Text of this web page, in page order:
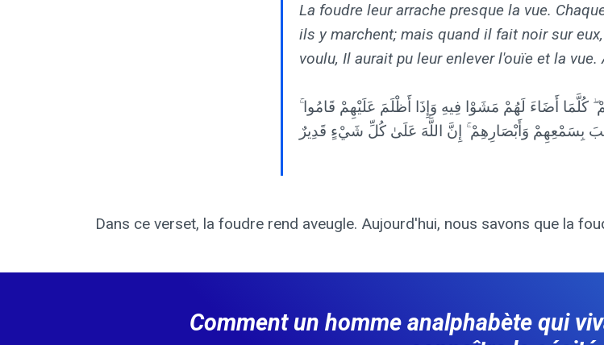
La foudre leur arrache presque la vue.
ils y marchent; mais quand il fait noir sur
voulu, Il aurait pu leur enlever l'ouïe et la
كُلَّمَا أَضَاءَ لَهُمْ مَشَوْا فِيهِ وَإِذَا أَظْلَمَ عَلَيْهِمْ قَامُوا
بِسَمْعِهِمْ وَأَبْصَارِهِمْ ۚ إِنَّ اللَّهَ عَلَىٰ كُلِّ شَيْءٍ قَدِيرٌ
Dans ce verset, la foudre rend aveugle. Aujourd'hui, nous savons que la
Comment un homme analphabète qui